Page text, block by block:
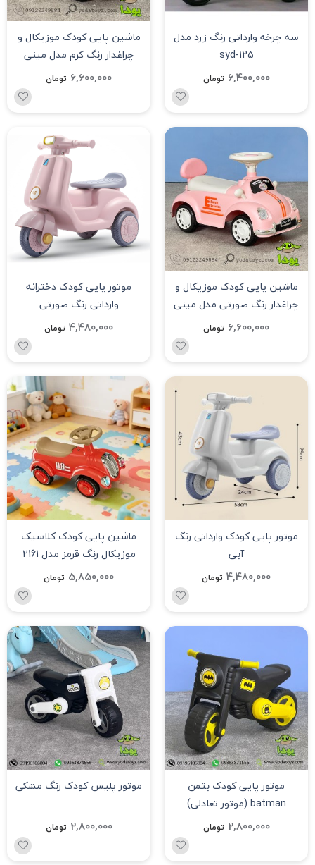
سه چرخه وارداتی رنگ زرد مدل
syd-125
6,400,000 تومان
ماشین پایی کودک موزیکال و
چراغدار رنگ کرم مدل مینی
ماینر asx-188
6,600,000 تومان
ماشین پایی کودک موزیکال و
چراغدار رنگ صورتی مدل مینی
ماینر asx-188
6,600,000 تومان
موتور پایی کودک دخترانه
وارداتی رنگ صورتی
4,480,000 تومان
موتور پایی کودک وارداتی رنگ
آبی
4,480,000 تومان
ماشین پایی کودک کلاسیک
موزیکال رنگ قرمز مدل 2161
5,850,000 تومان
موتور پایی کودک بتمن
batman (موتور تعادلی)
2,800,000 تومان
موتور پلیس کودک رنگ مشکی
2,800,000 تومان